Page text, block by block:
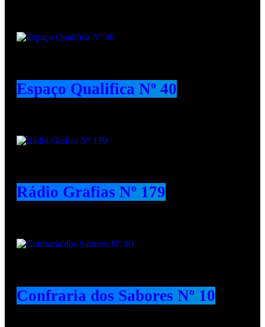
Espaço Qualifica Nº 40
Rádio Grafias Nº 179
Confraria dos Sabores Nº 10